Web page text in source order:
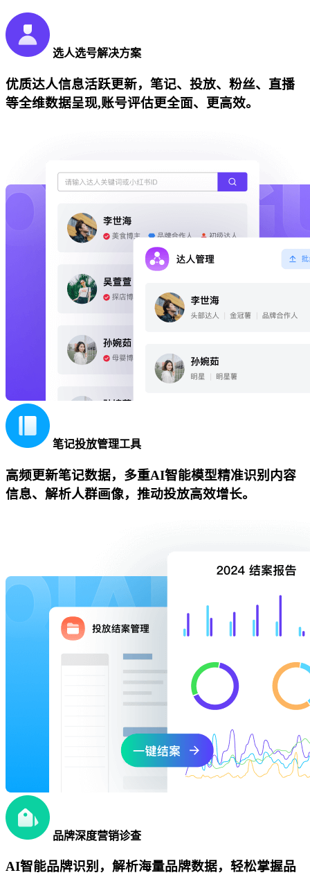
选人选号解决方案
优质达人信息活跃更新，笔记、投放、粉丝、直播
等全维数据呈现,账号评估更全面、更高效。
笔记投放管理工具
高频更新笔记数据，多重AI智能模型精准识别内容
信息、解析人群画像，推动投放高效增长。
品牌深度营销诊查
AI智能品牌识别，解析海量品牌数据，轻松掌握品